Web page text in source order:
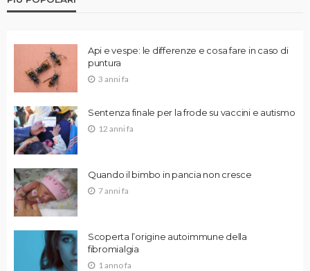
Api e vespe: le differenze e cosa fare in caso di
puntura
3 anni fa
Sentenza finale per la frode su vaccini e autismo
12 anni fa
Quando il bimbo in pancia non cresce
7 anni fa
Scoperta l’origine autoimmune della
fibromialgia
1 anno fa